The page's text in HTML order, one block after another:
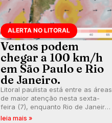
ALERTA NO LITORAL
Ventos podem
chegar a 100 km/h
em São Paulo e Rio
de Janeiro.
Litoral paulista está entre as áreas
de maior atenção nesta sexta-
feira (7), enquanto Rio de Janeiro
também recebe alerta para ventos
leia mais »